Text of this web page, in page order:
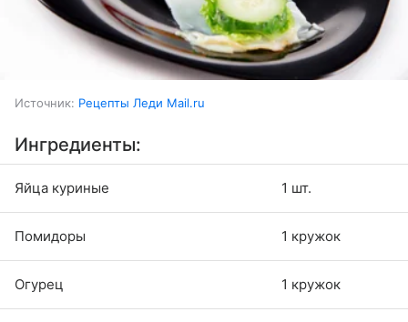
Источник: Рецепты Леди Mail.ru
Ингредиенты:
Яйца куриные 1 шт.
Помидоры 1 кружок
Огурец 1 кружок